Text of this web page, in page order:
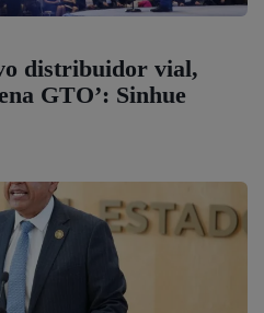
distribuidor vial,
GTO’: Sinhue